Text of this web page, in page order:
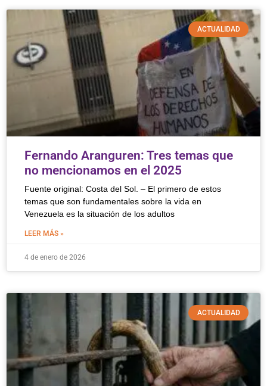
ACTUALIDAD
Fernando Aranguren: Tres temas que
no mencionamos en el 2025
Fuente original: Costa del Sol. – El primero de estos
temas que son fundamentales sobre la vida en
Venezuela es la situación de los adultos
LEER MÁS »
4 de enero de 2026
ACTUALIDAD